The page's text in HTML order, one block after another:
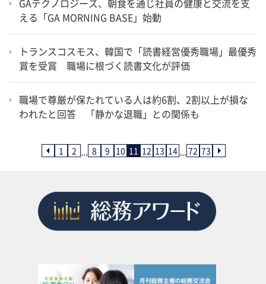
GAテクノロジーズ、朝食を通じ社員の健康と交流を支
える「GA MORNING BASE」始動
トランスコスモス、韓国で「読書経営優秀職場」最優秀
賞を受賞 職場に根づく読書文化が評価
職場で尊厳が保たれている人は約6割、2割以上が損な
われたと回答 「静かな退職」との関係も
1 2 ... 8 9 10 11 12 13 14 ...72 73